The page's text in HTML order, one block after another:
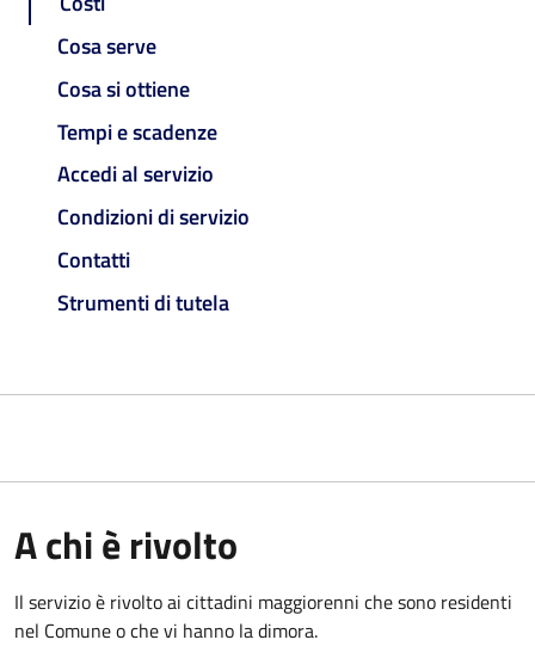
Cosa serve
Cosa si ottiene
Tempi e scadenze
Accedi al servizio
Condizioni di servizio
Contatti
Strumenti di tutela
A chi è rivolto
Il servizio è rivolto ai cittadini maggiorenni che sono residenti
nel Comune o che vi hanno la dimora.